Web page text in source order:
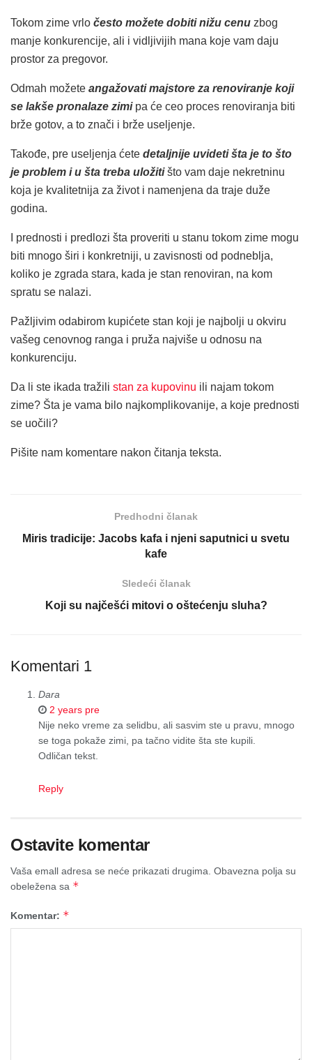
Tokom zime vrlo često možete dobiti nižu cenu zbog
manje konkurencije, ali i vidljivijih mana koje vam daju
prostor za pregovor.
Odmah možete angažovati majstore za renoviranje koji
se lakše pronalaze zimi pa će ceo proces renoviranja biti
brže gotov, a to znači i brže useljenje.
Takođe, pre useljenja ćete detaljnije uvideti šta je to što
je problem i u šta treba uložitišto vam daje nekretninu
koja je kvalitetnija za život i namenjena da traje duže
godina.
I prednosti i predlozi šta proveriti u stanu tokom zime mogu
biti mnogo širi i konkretniji, u zavisnosti od podneblja,
koliko je zgrada stara, kada je stan renoviran, na kom
spratu se nalazi.
Pažljivim odabirom kupićete stan koji je najbolji u okviru
vašeg cenovnog ranga i pruža najviše u odnosu na
konkurenciju.
Da li ste ikada tražili stan za kupovinu ili najam tokom
zime? Šta je vama bilo najkomplikovanije, a koje prednosti
se uočili?
Pišite nam komentare nakon čitanja teksta.
Predhodni članak
Miris tradicije: Jacobs kafa i njeni saputnici u svetu
kafe
Sledeći članak
Koji su najčešći mitovi o oštećenju sluha?
Komentari 1
Dara
2 years pre
Nije neko vreme za selidbu, ali sasvim ste u pravu, mnogo
se toga pokaže zimi, pa tačno vidite šta ste kupili.
Odličan tekst.
Reply
Ostavite komentar
Vaša emall adresa se neće prikazati drugima. Obavezna polja su
obeležena sa *
Komentar: *